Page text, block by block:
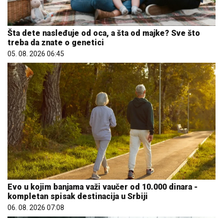
Šta dete nasleđuje od oca, a šta od majke? Sve što
treba da znate o genetici
05. 08. 2026 06:45
Evo u kojim banjama važi vaučer od 10.000 dinara -
kompletan spisak destinacija u Srbiji
06. 08. 2026 07:08